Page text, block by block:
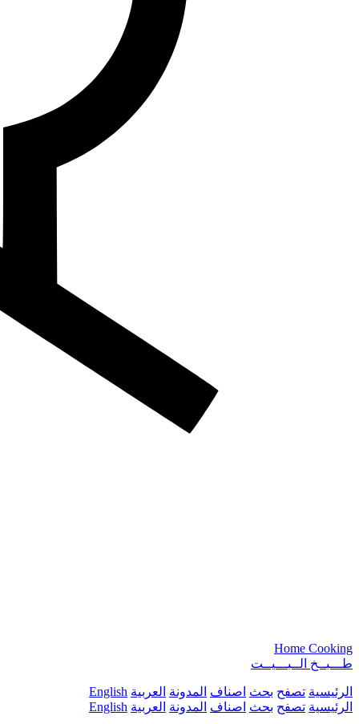
Home Cooking
طـــبــخ الــبـــيــت
الرئيسية تصفح بحث اصناف المدونة العربية English
الرئيسية تصفح بحث اصناف المدونة العربية English